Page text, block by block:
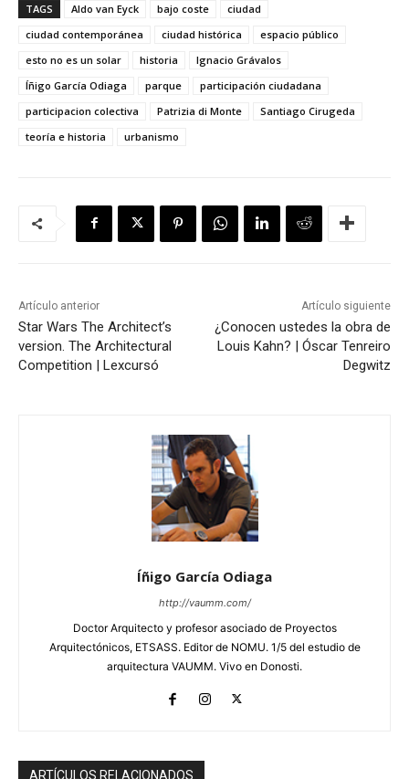
TAGS Aldo van Eyck bajo coste
ciudad
ciudad contemporánea
ciudad histórica
espacio público
esto no es un solar
historia
Ignacio Grávalos
Íñigo García Odiaga
parque
participación ciudadana
participacion colectiva
Patrizia di Monte
Santiago Cirugeda
teoría e historia
urbanismo
Artículo anterior
Star Wars The Architect’s
version. The Architectural
Competition | Lexcursó
Artículo siguiente
¿Conocen ustedes la obra de
Louis Kahn? | Óscar Tenreiro
Degwitz
Íñigo García Odiaga
http://vaumm.com/
Doctor Arquitecto y profesor asociado de Proyectos
Arquitectónicos, ETSASS. Editor de NOMU. 1/5 del estudio de
arquitectura VAUMM. Vivo en Donosti.
ARTÍCULOS RELACIONADOS